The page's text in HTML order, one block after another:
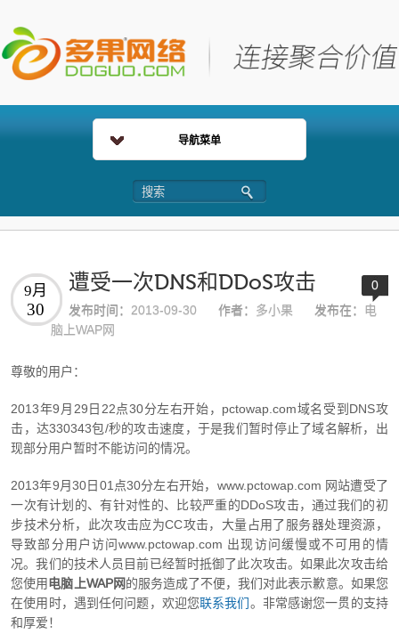
导航菜单
遭受一次DNS和DDoS攻击
9月
30 发布时间： 2013-09-30 作者： 多小果 发布在： 电
脑上WAP网
0
尊敬的用户：
2013年9月29日22点30分左右开始，pctowap.com域名受到DNS攻
击，达330343包/秒的攻击速度，于是我们暂时停止了域名解析，出
现部分用户暂时不能访问的情况。
2013年9月30日01点30分左右开始，www.pctowap.com 网站遭受了
一次有计划的、有针对性的、比较严重的DDoS攻击，通过我们的初
步技术分析，此次攻击应为CC攻击，大量占用了服务器处理资源，
导致部分用户访问www.pctowap.com 出现访问缓慢或不可用的情
况。我们的技术人员目前已经暂时抵御了此次攻击。如果此次攻击给
您使用电脑上WAP网的服务造成了不便，我们对此表示歉意。如果您
在使用时，遇到任何问题，欢迎您联系我们。非常感谢您一贯的支持
和厚爱！